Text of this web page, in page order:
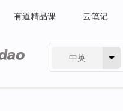
有道精品课 云笔记
中英